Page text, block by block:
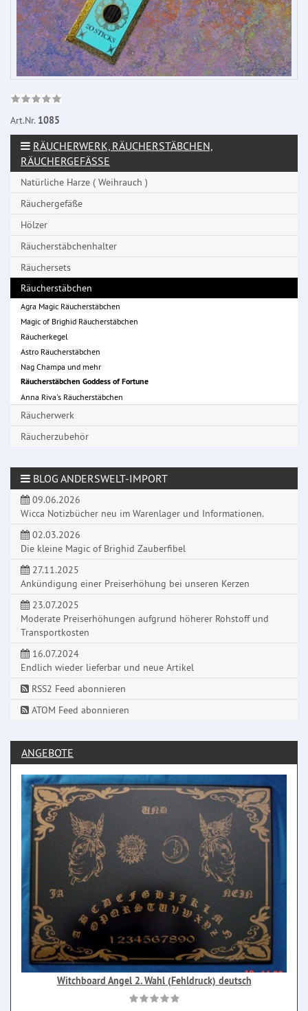
Art.Nr. 1085
RÄUCHERWERK, RÄUCHERSTÄBCHEN,
RÄUCHERGEFÄSSE
Natürliche Harze ( Weihrauch )
Räuchergefäße
Hölzer
Räucherstäbchenhalter
Räuchersets
Räucherstäbchen
Agra Magic Räucherstäbchen
Magic of Brighid Räucherstäbchen
Räucherkegel
Astro Räucherstäbchen
Nag Champa und mehr
Räucherstäbchen Goddess of Fortune
Anna Riva's Räucherstäbchen
Räucherwerk
Räucherzubehör
BLOG ANDERSWELT-IMPORT
09.06.2026
Wicca Notizbücher neu im Warenlager und Informationen.
02.03.2026
Die kleine Magic of Brighid Zauberfibel
27.11.2025
Ankündigung einer Preiserhöhung bei unseren Kerzen
23.07.2025
Moderate Preiserhöhungen aufgrund höherer Rohstoff und
Transportkosten
16.07.2024
Endlich wieder lieferbar und neue Artikel
RSS2 Feed abonnieren
ATOM Feed abonnieren
ANGEBOTE
Witchboard Angel 2. Wahl (Fehldruck) deutsch